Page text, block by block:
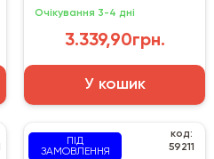
Очікування 3-4 дні
3.339,90грн.
У кошик
ПІД
ЗАМОВЛЕННЯ
код:
59211